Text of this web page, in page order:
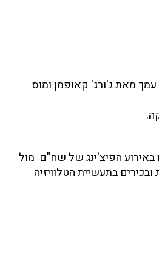
עמך מאת ג'ורג' קאופמן ומוס
באירוע הפיצ'ינג של שח"ם מול
בתעשיית הטלוויזיה